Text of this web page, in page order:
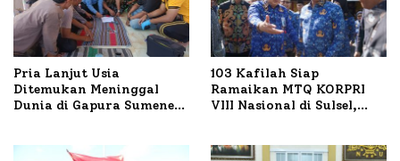
Pria Lanjut Usia
Ditemukan Meninggal
Dunia di Gapura Sumenep,
103 Kafilah Siap
Ramaikan MTQ KORPRI
VIII Nasional di Sulsel,